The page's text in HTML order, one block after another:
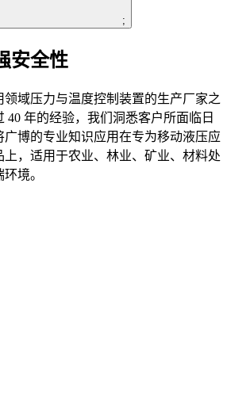
;
安全性
域压力与温度控制装置的生产厂家之
40 年的经验，我们洞悉客户所面临日
博的专业知识应用在专为移动液压应
，适用于农业、林业、矿业、材料处
境。